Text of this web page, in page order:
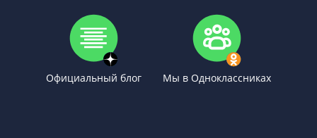
Официальный блог Мы в Одноклассниках